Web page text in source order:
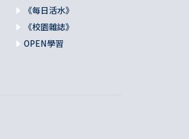
《每日活水》
《校園雜誌》
OPEN學習